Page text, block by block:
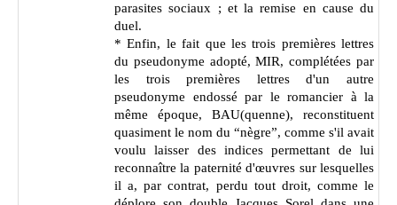
parasites sociaux ; et la remise en cause du
duel.
* Enfin, le fait que les trois premières lettres
du pseudonyme adopté, MIR, complétées par
les trois premières lettres d'un autre
pseudonyme endossé par le romancier à la
même époque, BAU(quenne), reconstituent
quasiment le nom du “nègre”, comme s'il avait
voulu laisser des indices permettant de lui
reconnaître la paternité d'œuvres sur lesquelles
il a, par contrat, perdu tout droit, comme le